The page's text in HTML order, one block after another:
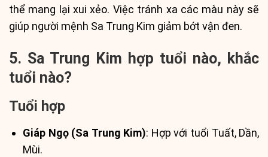
thể mang lại xui xẻo. Việc tránh xa các màu này sẽ
giúp người mệnh Sa Trung Kim giảm bớt vận đen.
5. Sa Trung Kim hợp tuổi nào, khắc
tuổi nào?
Tuổi hợp
Giáp Ngọ (Sa Trung Kim): Hợp với tuổi Tuất, Dần,
Mùi.